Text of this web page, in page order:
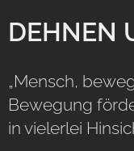
DEHNEN
„Mensch,
Bewegung
in vielerlei